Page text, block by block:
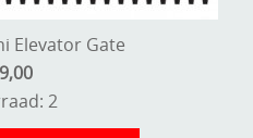
Elevator Gate
2